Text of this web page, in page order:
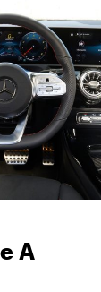
A